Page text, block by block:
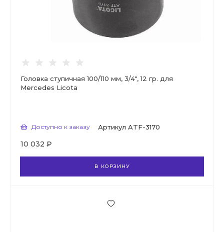
Головка ступичная 100/110 мм, 3/4", 12 гр. для
Mercedes Licota
Доступно к заказу Артикул ATF-3170
10 032 ₽
В КОРЗИНУ